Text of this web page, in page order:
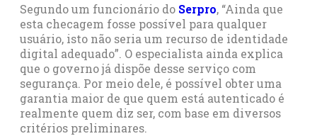
Segundo um funcionário do Serpro, “Ainda que
esta checagem fosse possível para qualquer
usuário, isto não seria um recurso de identidade
digital adequado”. O especialista ainda explica
que o governo já dispõe desse serviço com
segurança. Por meio dele, é possível obter uma
garantia maior de que quem está autenticado é
realmente quem diz ser, com base em diversos
critérios preliminares.